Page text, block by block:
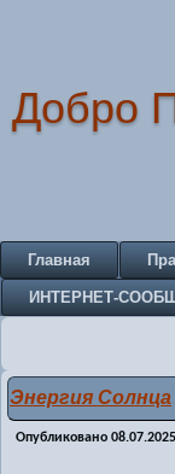
Добро
Главная
ИНТЕРНЕТ-
Энергия Солнца
Опубликовано 08.07.2025